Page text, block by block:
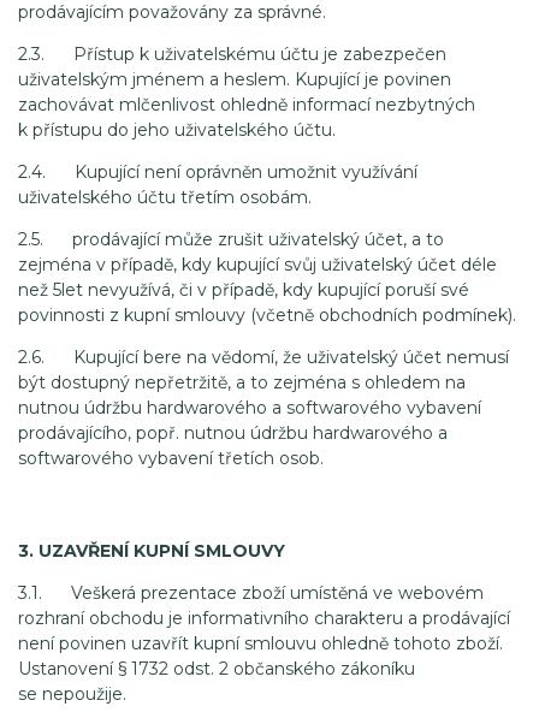
prodávajícím považovány za správné.
2.3. Přístup k uživatelskému účtu je zabezpečen
uživatelským jménem a heslem. Kupující je povinen
zachovávat mlčenlivost ohledně informací nezbytných
k přístupu do jeho uživatelského účtu.
2.4. Kupující není oprávněn umožnit využívání
uživatelského účtu třetím osobám.
2.5. prodávající může zrušit uživatelský účet, a to
zejména v případě, kdy kupující svůj uživatelský účet déle
než 5let nevyužívá, či v případě, kdy kupující poruší své
povinnosti z kupní smlouvy (včetně obchodních podmínek).
2.6. Kupující bere na vědomí, že uživatelský účet nemusí
být dostupný nepřetržitě, a to zejména s ohledem na
nutnou údržbu hardwarového a softwarového vybavení
prodávajícího, popř. nutnou údržbu hardwarového a
softwarového vybavení třetích osob.
3. UZAVŘENÍ KUPNÍ SMLOUVY
3.1. Veškerá prezentace zboží umístěná ve webovém
rozhraní obchodu je informativního charakteru a prodávající
není povinen uzavřít kupní smlouvu ohledně tohoto zboží.
Ustanovení § 1732 odst. 2 občanského zákoníku
se nepoužije.